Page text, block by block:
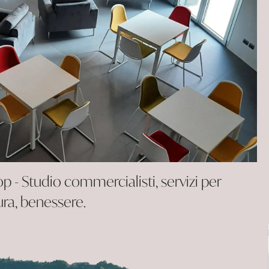
- Studio commercialisti, servizi per
benessere.